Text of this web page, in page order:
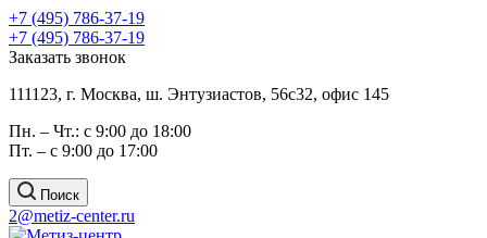
+7 (495) 786-37-19
+7 (495) 786-37-19
Заказать звонок
111123, г. Москва, ш. Энтузиастов, 56с32, офис 145
Пн. – Чт.: с 9:00 до 18:00
Пт. – с 9:00 до 17:00
Поиск
2@metiz-center.ru